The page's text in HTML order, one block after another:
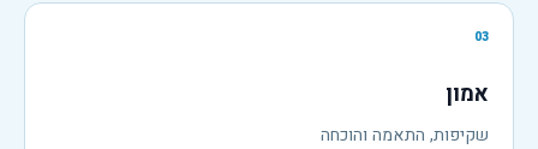
03
אמון
שקיפות, התאמה והוכחה